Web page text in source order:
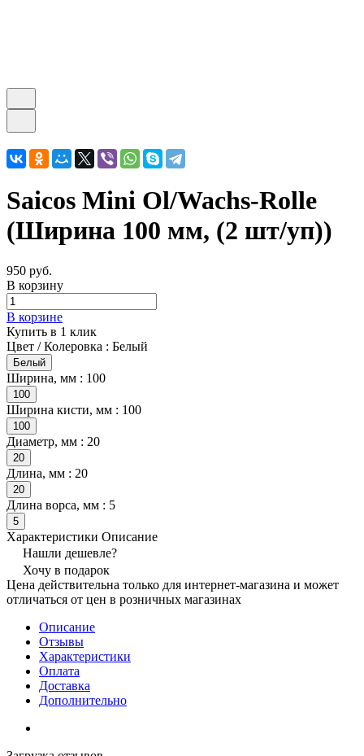
Saicos Mini Ol/Wachs-Rolle
(Ширина 100 мм, (2 шт/уп))
950 руб.
В корзину
В корзине
Купить в 1 клик
Цвет / Колеровка : Белый
Белый
Ширина, мм : 100
100
Ширина кисти, мм : 100
100
Диаметр, мм : 20
20
Длина, мм : 20
20
Длина ворса, мм : 5
5
Характеристики Описание
Нашли дешевле?
Хочу в подарок
Цена действительна только для интернет-магазина и может
отличаться от цен в розничных магазинах
Описание
Отзывы
Характеристики
Оплата
Доставка
Дополнительно